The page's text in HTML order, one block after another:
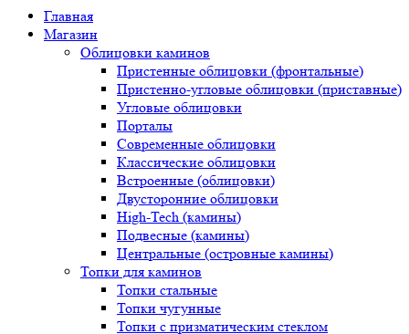
Главная
Магазин
Облицовки каминов
Пристенные облицовки (фронтальные)
Пристенно-угловые облицовки (приставные)
Угловые облицовки
Порталы
Современные облицовки
Классические облицовки
Встроенные (облицовки)
Двусторонние облицовки
High-Tech (камины)
Подвесные (камины)
Центральные (островные камины)
Топки для каминов
Топки стальные
Топки чугунные
Топки с призматическим стеклом